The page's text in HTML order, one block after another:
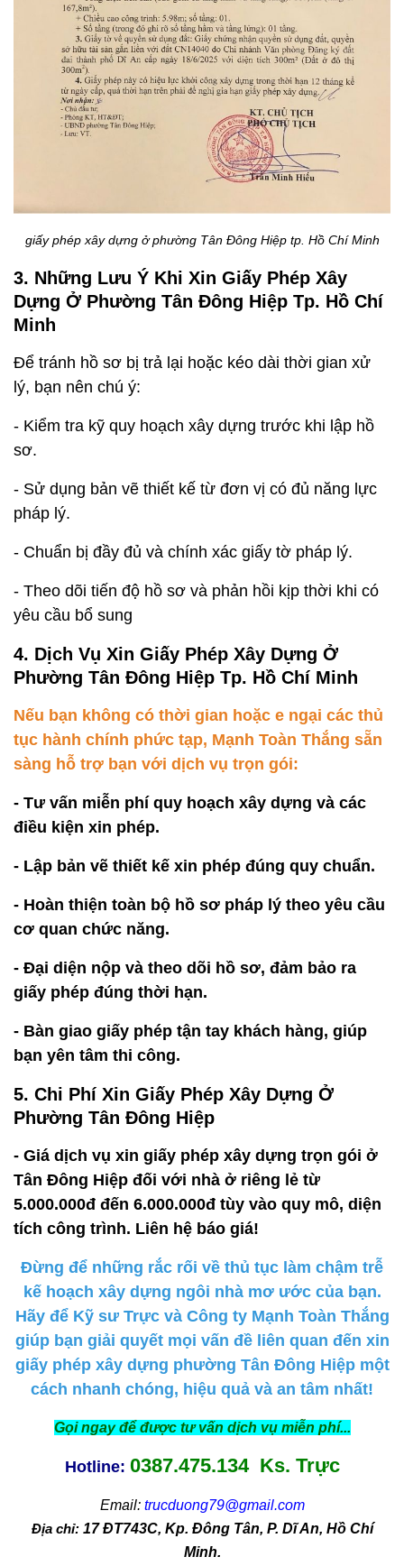
giấy phép xây dựng ở phường Tân Đông Hiệp tp. Hồ Chí Minh
3. Những Lưu Ý Khi Xin Giấy Phép Xây
Dựng Ở Phường Tân Đông Hiệp Tp. Hồ Chí
Minh
Để tránh hồ sơ bị trả lại hoặc kéo dài thời gian xử
lý, bạn nên chú ý:
- Kiểm tra kỹ quy hoạch xây dựng trước khi lập hồ
sơ.
- Sử dụng bản vẽ thiết kế từ đơn vị có đủ năng lực
pháp lý.
- Chuẩn bị đầy đủ và chính xác giấy tờ pháp lý.
- Theo dõi tiến độ hồ sơ và phản hồi kịp thời khi có
yêu cầu bổ sung
4. Dịch Vụ Xin Giấy Phép Xây Dựng Ở
Phường Tân Đông Hiệp Tp. Hồ Chí Minh
Nếu bạn không có thời gian hoặc e ngại các thủ
tục hành chính phức tạp, Mạnh Toàn Thắng sẵn
sàng hỗ trợ bạn với dịch vụ trọn gói:
- Tư vấn miễn phí quy hoạch xây dựng và các
điều kiện xin phép.
- Lập bản vẽ thiết kế xin phép đúng quy chuẩn.
- Hoàn thiện toàn bộ hồ sơ pháp lý theo yêu cầu
cơ quan chức năng.
- Đại diện nộp và theo dõi hồ sơ, đảm bảo ra
giấy phép đúng thời hạn.
- Bàn giao giấy phép tận tay khách hàng, giúp
bạn yên tâm thi công.
5. Chi Phí Xin Giấy Phép Xây Dựng Ở
Phường Tân Đông Hiệp
- Giá dịch vụ xin giấy phép xây dựng trọn gói ở
Tân Đông Hiệp đối với nhà ở riêng lẻ từ
5.000.000đ đến 6.000.000đ tùy vào quy mô, diện
tích công trình. Liên hệ báo giá!
Đừng để những rắc rối về thủ tục làm chậm trễ
kế hoạch xây dựng ngôi nhà mơ ước của bạn.
Hãy để Kỹ sư Trực và Công ty Mạnh Toàn Thắng
giúp bạn giải quyết mọi vấn đề liên quan đến xin
giấy phép xây dựng phường Tân Đông Hiệp một
cách nhanh chóng, hiệu quả và an tâm nhất!
Gọi ngay để được tư vấn dịch vụ miễn phí...
Hotline: 0387.475.134 Ks. Trực
Email: trucduong79@gmail.com
Địa chỉ: 17 ĐT743C, Kp. Đông Tân, P. Dĩ An, Hồ Chí
Minh.